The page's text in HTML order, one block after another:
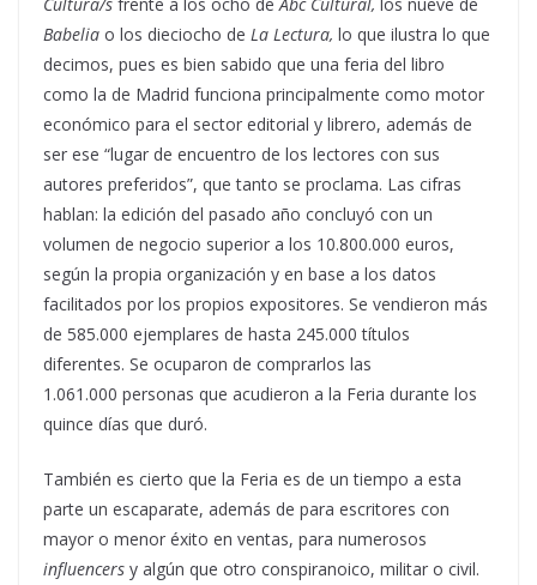
Babelia o los dieciocho de La Lectura, lo que ilustra lo que
decimos, pues es bien sabido que una feria del libro
como la de Madrid funciona principalmente como motor
económico para el sector editorial y librero, además de
ser ese “lugar de encuentro de los lectores con sus
autores preferidos”, que tanto se proclama. Las cifras
hablan: la edición del pasado año concluyó con un
volumen de negocio superior a los 10.800.000 euros,
según la propia organización y en base a los datos
facilitados por los propios expositores. Se vendieron más
de 585.000 ejemplares de hasta 245.000 títulos
diferentes. Se ocuparon de comprarlos las
1.061.000 personas que acudieron a la Feria durante los
quince días que duró.
También es cierto que la Feria es de un tiempo a esta
parte un escaparate, además de para escritores con
mayor o menor éxito en ventas, para numerosos
influencers y algún que otro conspiranoico, militar o civil.